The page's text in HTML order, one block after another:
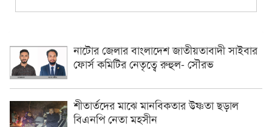
নাটোর জেলার বাংলাদেশ জাতীয়তাবাদী সাইবার
ফোর্স কমিটির নেতৃত্বে রুহুল- সৌরভ
শীতার্তদের মাঝে মানবিকতার উষ্ণতা ছড়াল
বিএনপি নেতা মহসীন